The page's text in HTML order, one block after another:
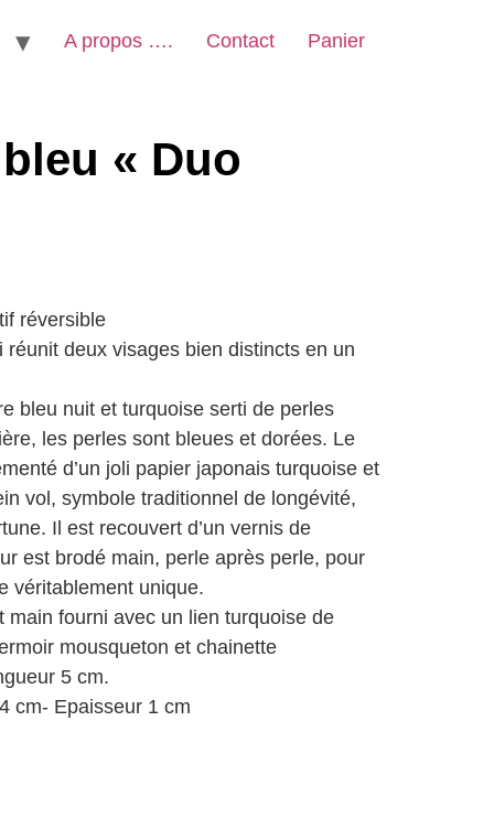
A propos …. Contact Panier
« Duo
réversible
deux visages bien distincts en un
bleu nuit et turquoise serti de perles
les perles sont bleues et dorées. Le
d’un joli papier japonais turquoise et
vol, symbole traditionnel de longévité,
Il est recouvert d’un vernis de
est brodé main, perle après perle, pour
véritablement unique.
main fourni avec un lien turquoise de
mousqueton et chainette
5 cm.
cm- Epaisseur 1 cm